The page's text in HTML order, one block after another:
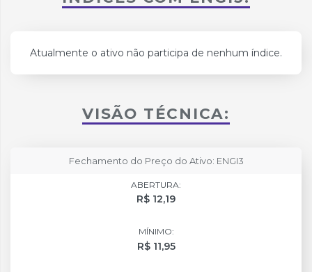
Atualmente o ativo não participa de nenhum índice.
VISÃO TÉCNICA:
Fechamento do Preço do Ativo: ENGI3
ABERTURA:
R$ 12,19
MÍNIMO:
R$ 11,95